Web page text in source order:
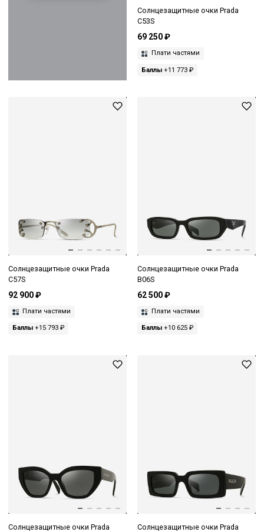
Солнцезащитные очки Prada
C53S
69 250 ₽
Плати частями
Баллы+11 773 ₽
Солнцезащитные очки Prada
C57S
92 900 ₽
Плати частями
Баллы +15 793 ₽
Солнцезащитные очки Prada
B06S
62 500 ₽
Плати частями
Баллы+10 625 ₽
Солнцезащитные очки Prada
Солнцезащитные очки Prada